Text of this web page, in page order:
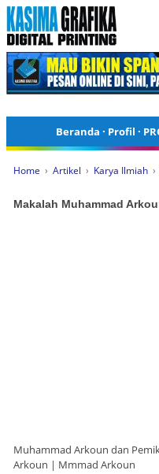
Beranda · Profil ·
Home › Artikel › Karya Ilmiah ›
Makalah Muhammad
Muhammad Arkoun dan
Arkoun | Mmmad Arkoun